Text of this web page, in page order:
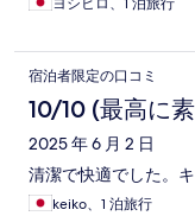
ヨシヒロ、1 泊旅行
宿泊者限定の口コミ
10/10 (最高に
2025 年 6 月 2 日
清潔で快適でした。
keiko、1 泊旅行